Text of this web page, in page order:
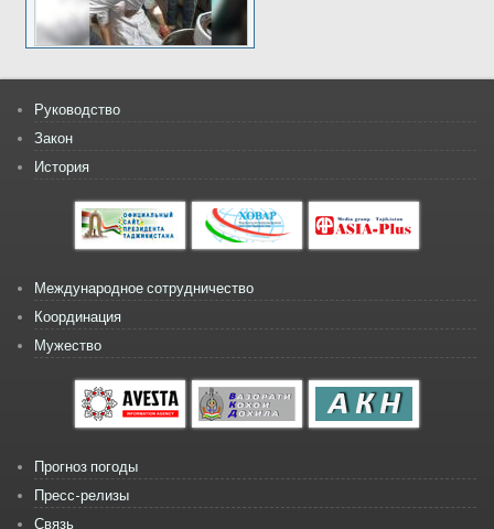
Руководство
Закон
История
Международное сотрудничество
Координация
Мужество
Прогноз погоды
Пресс-релизы
Связь